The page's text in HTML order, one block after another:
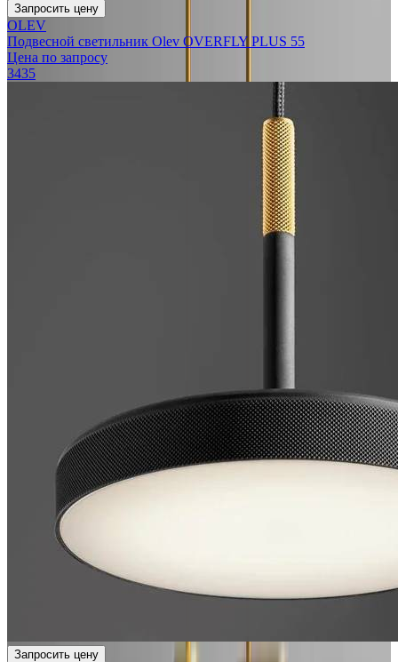
Запросить цену
OLEV
Подвесной светильник Olev OVERFLY PLUS 55
Цена по запросу
3435
Запросить цену